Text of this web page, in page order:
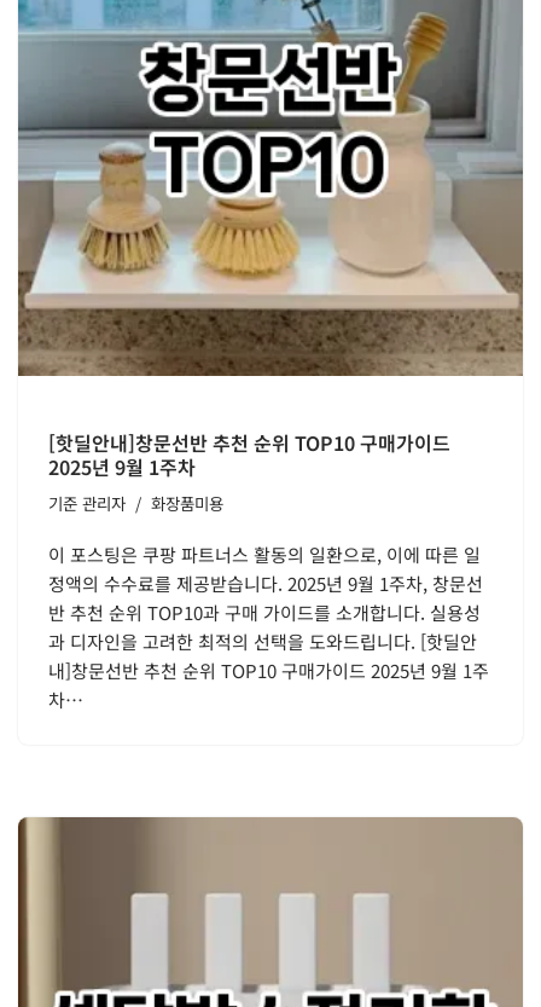
[핫딜안내]창문선반 추천 순위 TOP10 구매가이드
2025년 9월 1주차
기준 관리자 화장품미용
이 포스팅은 쿠팡 파트너스 활동의 일환으로, 이에 따른 일
정액의 수수료를 제공받습니다. 2025년 9월 1주차, 창문선
반 추천 순위 TOP10과 구매 가이드를 소개합니다. 실용성
과 디자인을 고려한 최적의 선택을 도와드립니다. [핫딜안
내]창문선반 추천 순위 TOP10 구매가이드 2025년 9월 1주
차…